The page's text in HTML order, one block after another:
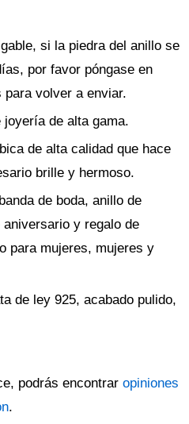
si la piedra del anillo se
por favor póngase en
volver a enviar.
joyería de alta gama.
de alta calidad que hace
brille y hermoso.
de boda, anillo de
y regalo de
para mujeres, mujeres y
de ley 925, acabado pulido,
podrás encontrar opiniones
.